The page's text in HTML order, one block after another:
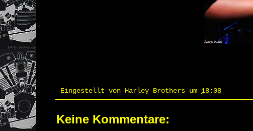
Eingestellt von Harley Brothers um 18:08
Keine Kommentare: